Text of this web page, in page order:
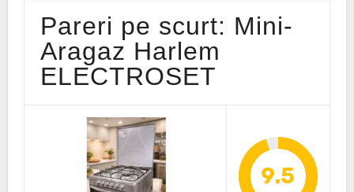
Pareri pe scurt: Mini-
Aragaz Harlem
ELECTROSET
9.5